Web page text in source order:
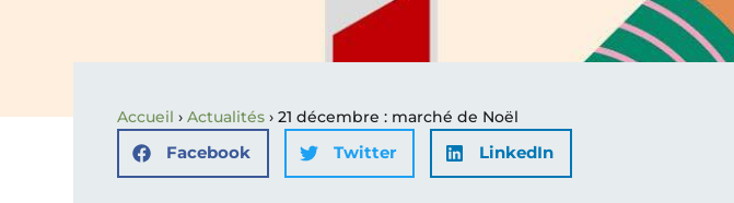
Accueil ›Actualités ›21 décembre : marché de Noël
Facebook Twitter LinkedIn